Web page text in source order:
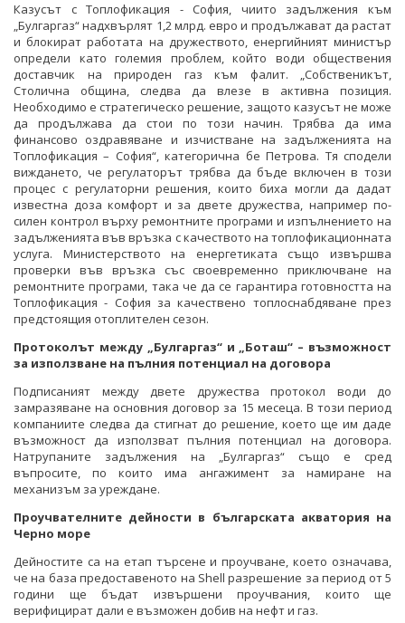
Казусът с Топлофикация - София, чиито задължения към
„Булгаргаз“ надхвърлят 1,2 млрд. евро и продължават да растат
и блокират работата на дружеството, енергийният министър
определи като големия проблем, който води обществения
доставчик на природен газ към фалит. „Собственикът,
Столична община, следва да влезе в активна позиция.
Необходимо е стратегическо решение, защото казусът не може
да продължава да стои по този начин. Трябва да има
финансово оздравяване и изчистване на задълженията на
Топлофикация – София“, категорична бе Петрова. Тя сподели
виждането, че регулаторът трябва да бъде включен в този
процес с регулаторни решения, които биха могли да дадат
известна доза комфорт и за двете дружества, например по-
силен контрол върху ремонтните програми и изпълнението на
задълженията във връзка с качеството на топлофикационната
услуга. Министерството на енергетиката също извършва
проверки във връзка със своевременно приключване на
ремонтните програми, така че да се гарантира готовността на
Топлофикация - София за качествено топлоснабдяване през
предстоящия отоплителен сезон.
Протоколът между „Булгаргаз“ и „Боташ“ – възможност
за използване на пълния потенциал на договора
Подписаният между двете дружества протокол води до
замразяване на основния договор за 15 месеца. В този период
компаниите следва да стигнат до решение, което ще им даде
възможност да използват пълния потенциал на договора.
Натрупаните задължения на „Булгаргаз“ също е сред
въпросите, по които има ангажимент за намиране на
механизъм за уреждане.
Проучвателните дейности в българската акватория на
Черно море
Дейностите са на етап търсене и проучване, което означава,
че на база предоставеното на Shell разрешение за период от 5
години ще бъдат извършени проучвания, които ще
верифицират дали е възможен добив на нефт и газ.